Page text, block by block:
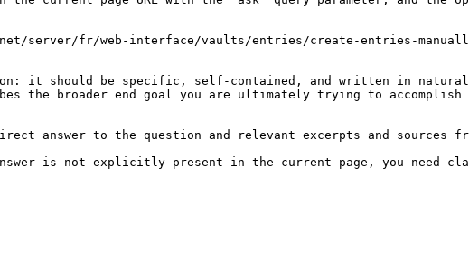
server/fr/web-interface/vaults/entries/create-entries-
it should be specific, self-contained, and written in natural
the broader end goal you are ultimately trying to
answer to the question and relevant excerpts and sources
answer is not explicitly present in the current page, you